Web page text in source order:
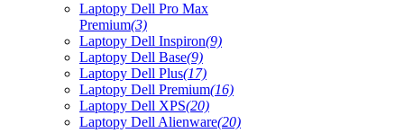
Laptopy Dell Pro Max
Premium(3)
Laptopy Dell Inspiron(9)
Laptopy Dell Base(9)
Laptopy Dell Plus(17)
Laptopy Dell Premium(16)
Laptopy Dell XPS(20)
Laptopy Dell Alienware(20)